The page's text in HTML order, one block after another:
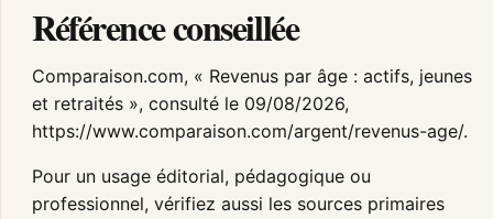
Référence conseillée
Comparaison.com, « Revenus par âge : actifs, jeunes
et retraités », consulté le 09/08/2026,
https://www.comparaison.com/argent/revenus-age/.
Pour un usage éditorial, pédagogique ou
professionnel, vérifiez aussi les sources primaires